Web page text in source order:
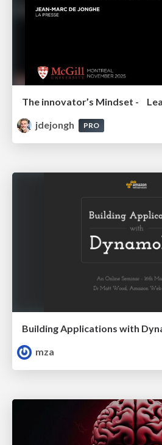
jdejongh
PRO
Building Applications with
mza